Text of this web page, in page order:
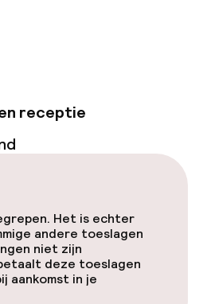
receptie
Het is echter
andere toeslagen
niet zijn
deze toeslagen
aankomst in je